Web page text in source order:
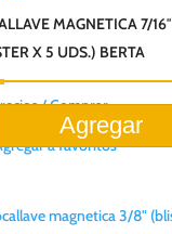
MAGNETICA 7/16″
X 5 UDS.) BERTA
/ Comprar
a favoritos